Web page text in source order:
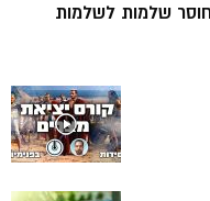
שלמות לשלמות